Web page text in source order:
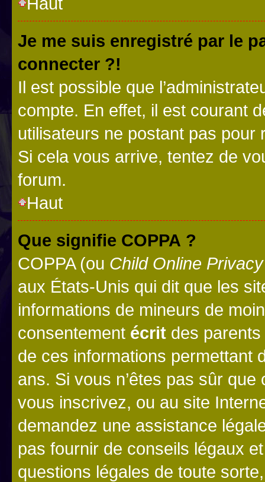
Je me suis enregistré par le
connecter ?!
Il est possible que
compte. En effet, il est courant
utilisateurs ne postant pas pour
Si cela vous arrive, tentez de
forum.
Haut
Que signifie COPPA ?
COPPA (ou Child Online
aux États-Unis qui dit que les
informations de mineurs de
consentement écrit des parents
de ces informations permettant
ans. Si vous n’êtes pas sûr
vous inscrivez, ou au site
demandez une assistance
pas fournir de conseils légaux
questions légales de toute